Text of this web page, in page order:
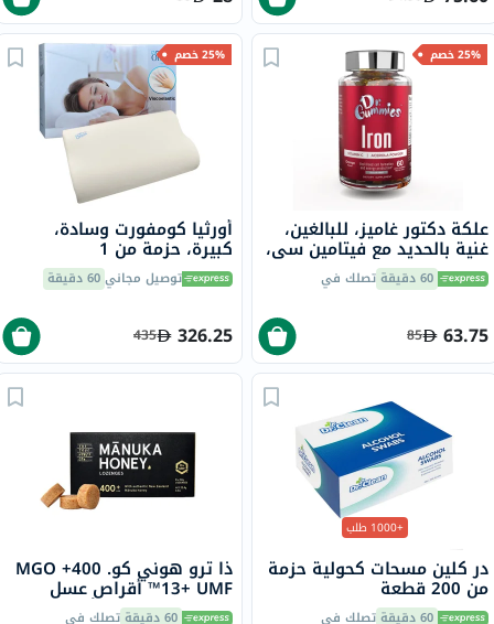
25% خصم
علكة دكتور غاميز، للبالغين،
غنية بالحديد مع فيتامين سي،
60 قطعة 60 دقيقة تصلك في
63.75
85
25% خصم
أورثيا كومفورت وسادة،
كبيرة، حزمة من 1
توصيل مجاني60 دقيقة
326.25
435
+1000 طلب
در كلين مسحات كحولية حزمة
من 200 قطعة
60 دقيقة تصلك في
ذا ترو هوني كو. 400+ MGO
13+ UMF™ أقراص عسل
مانوكا 2.8 جرام 8 أقراص60 دقيقة تصلك في